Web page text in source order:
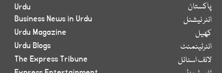
پاکستان
انٹر نیشنل
کھیل
انٹرٹینمنٹ
لائف اسٹائل
Urdu
Business News in Urdu
Urdu Magazine
Urdu Blogs
The Express Tribune